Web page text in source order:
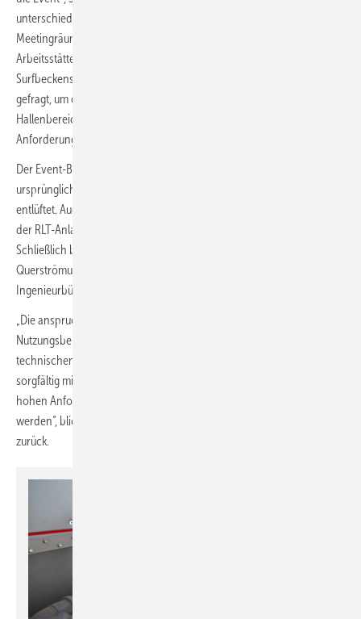
unterschiedliche Normen und Richtlinien. Während für die
Meetingräume des Co-Working Space am Ostende der Halle die
Arbeitsstättenrichtline (ASR 3.6) Anwendung findet, ist im Bereich des
Surfbeckens wiederum Schwimmbadklimatisierung gemäß VDI 2089
gefragt, um die Luft zu entfeuchten und die umgebenden
Hallenbereiche abzuschirmen. Die Lüftung genügt aber auch den
Anforderungen einer Eventhalle gemäß DIN EN 16798.
Der Event-Bereich im Westen des Baukörpers wird entgegen der
ursprünglichen Planung heute manuell über große Flügeltüren
entlüftet. Auch dies war eine Herausforderung, die bei der Planung
der RLT-Anlage für den Surfbereich berücksichtigt werden musste.
Schließlich birgt ein Öffnen der Türen die Gefahr von unerwünschten
Querströmungen. Die Planung und Bauleitung hatte das Düsseldorfer
Ingenieurbüro TGA Romberg GmbH übernommen.
„Die anspruchsvolle Planung der Surfhalle mit unterschiedlichen
Nutzungsbereichen erforderte eine präzise Koordination aller
technischen und funktionalen Aspekte. Jede Entscheidung wurde
sorgfältig mit den Bauherren und unserem Team abgewogen, um den
hohen Anforderungen an Komfort und Funktionalität gerecht zu
werden“, blickt Laurens Höveler, Projektleiter bei TGA Romberg,
zurück.